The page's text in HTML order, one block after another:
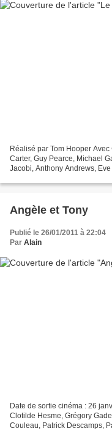
Réalisé par Tom Hooper
Carter, Guy Pearce, Michael
Jacobi, Anthony Andrews,
Angèle et Tony
Publié le 26/01/2011 à 22:04
Par Alain
Date de sortie cinéma : 26
Clotilde Hesme, Grégory
Couleau, Patrick Descamps,